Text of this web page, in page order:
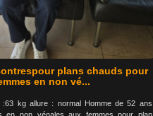
plans chauds pour
en non vé...
:63 kg allure : normal Homme de 52 ans